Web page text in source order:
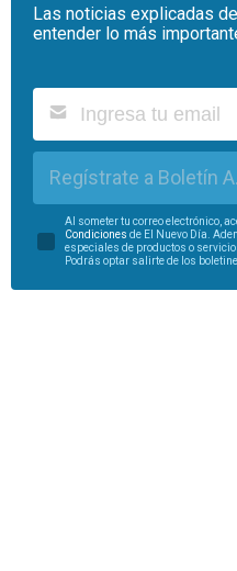
Las noticias explicadas
entender lo más
Regístrate a Boletín
Al someter tu correo electrónico,
Condiciones de El Nuevo Día.
especiales de productos o
Podrás optar salirte de los